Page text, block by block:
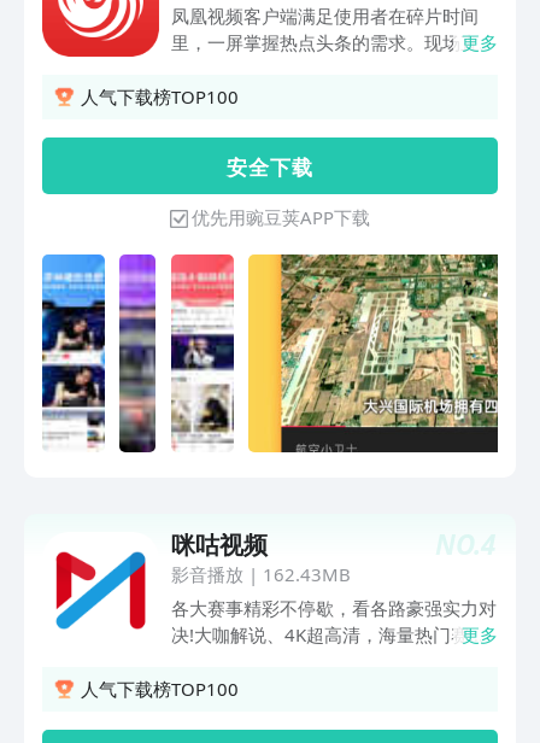
凤凰视频客户端满足使用者在碎片时间
里，一屏掌握热点头条的需求。现场直播
专题独特角度，覆盖海量生活趣闻头条热
你的订阅和分享都意义非凡〖小视频的奇
思妙想〗搞笑的聚集地，10秒看尽脑洞
创意〖夜读有声书频道〗小说可以用听
的，每晚都有经典连载读给你听〖会员特
权免广告〗视频精彩刷不停，加冠会员跳
过广告看内容〖全新高清画中画〗小屏播
放也清晰，浏览、播放同时看两不耽误
〖随手弹幕点评〗一键召唤弹幕功能，个
性评论吐槽热门视频〖赚积分换好礼〗播
放、转发、订阅赚积分，风里雨里商城等
你有什么爆料小、吐槽不满意，出门右转
384451676［加入自媒体］专注兴趣、
行业大咖，加入大风号一起玩耍！
更多
人气下载榜TOP100
安 全 下 载
优先用豌豆荚APP下载
NO.4
咪咕视频
影音播放 | 162.43MB
各大赛事精彩不停歇，看各路豪强实力对
决!大咖解说、4K超高清，海量热门赛事
演算携王传君岳云鹏诠释“魔幻现实”；
更多
人气下载榜TOP100